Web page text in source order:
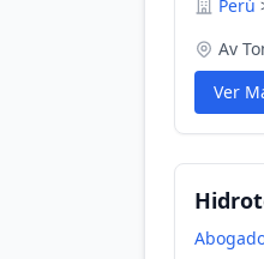
Perú
Av
Ver